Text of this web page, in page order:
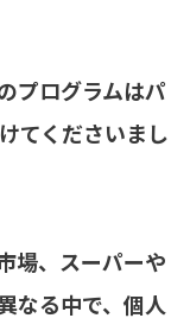
プログラムはパ
てくださいまし
場、スーパーや
なる中で、個人